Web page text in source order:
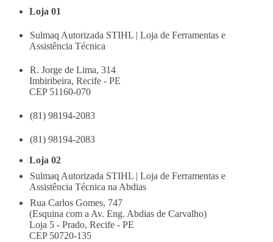
Loja 01
Sulmaq Autorizada STIHL | Loja de Ferramentas e
Assistência Técnica
R. Jorge de Lima, 314
Imbiribeira, Recife - PE
CEP 51160-070
(81) 98194-2083
(81) 98194-2083
Loja 02
Sulmaq Autorizada STIHL | Loja de Ferramentas e
Assistência Técnica na Abdias
Rua Carlos Gomes, 747
(Esquina com a Av. Eng. Abdias de Carvalho)
Loja 5 - Prado, Recife - PE
CEP 50720-135